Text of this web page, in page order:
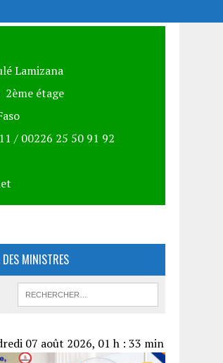
Lamizana
2ème étage
/ 00226 25 50 91 92
DES MINISTRES
07 août 2026, 01 h : 33 min